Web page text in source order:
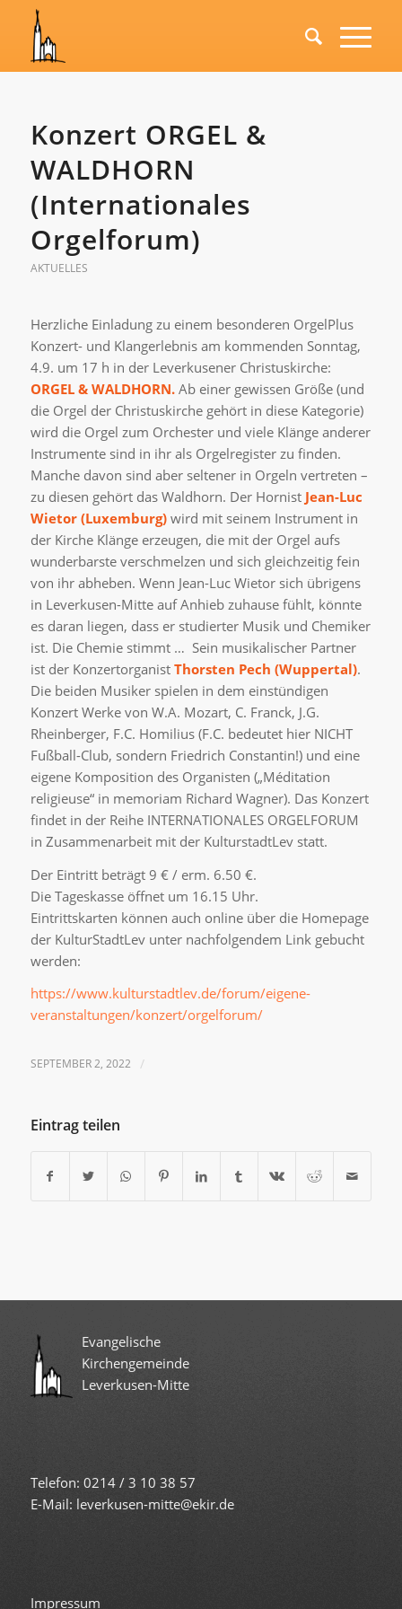
Konzert ORGEL &
WALDHORN
(Internationales
Orgelforum)
AKTUELLES
Herzliche Einladung zu einem besonderen OrgelPlus
Konzert- und Klangerlebnis am kommenden Sonntag,
4.9. um 17 h in der Leverkusener Christuskirche:
ORGEL & WALDHORN. Ab einer gewissen Größe (und
die Orgel der Christuskirche gehört in diese Kategorie)
wird die Orgel zum Orchester und viele Klänge anderer
Instrumente sind in ihr als Orgelregister zu finden.
Manche davon sind aber seltener in Orgeln vertreten –
zu diesen gehört das Waldhorn. Der Hornist Jean-Luc
Wietor (Luxemburg)wird mit seinem Instrument in
der Kirche Klänge erzeugen, die mit der Orgel aufs
wunderbarste verschmelzen und sich gleichzeitig fein
von ihr abheben. Wenn Jean-Luc Wietor sich übrigens
in Leverkusen-Mitte auf Anhieb zuhause fühlt, könnte
es daran liegen, dass er studierter Musik und Chemiker
ist. Die Chemie stimmt … Sein musikalischer Partner
ist der KonzertorganistThorsten Pech (Wuppertal).
Die beiden Musiker spielen in dem einstündigen
Konzert Werke von W.A. Mozart, C. Franck, J.G.
Rheinberger, F.C. Homilius (F.C. bedeutet hier NICHT
Fußball-Club, sondern Friedrich Constantin!) und eine
eigene Komposition des Organisten („Méditation
religieuse“ in memoriam Richard Wagner). Das Konzert
findet in der Reihe INTERNATIONALES ORGELFORUM
in Zusammenarbeit mit der KulturstadtLev statt.
Der Eintritt beträgt 9 € / erm. 6.50 €.
Die Tageskasse öffnet um 16.15 Uhr.
Eintrittskarten können auch online über die Homepage
der KulturStadtLev unter nachfolgendem Link gebucht
werden:
https://www.kulturstadtlev.de/forum/eigene-
veranstaltungen/konzert/orgelforum/
SEPTEMBER 2, 2022 /
Eintrag teilen
Evangelische
Kirchengemeinde
Leverkusen-Mitte
Telefon: 0214 / 3 10 38 57
E-Mail: leverkusen-mitte@ekir.de
Impressum